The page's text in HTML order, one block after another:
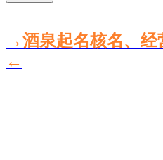
→酒泉起名核名、经
←